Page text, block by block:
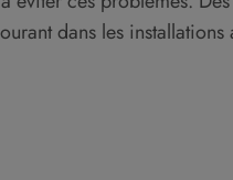
dans les